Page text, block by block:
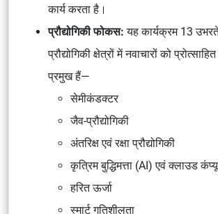
कार्य करता है।
प्रौद्योगिकी फोकस:यह कार्यक्रम 13
प्रौद्योगिकी क्षेत्रों में नवाचारों को
प्रमुख हैं—
सेमीकंडक्टर
जैव-प्रौद्योगिकी
अंतरिक्ष एवं रक्षा प्रौद्योगिकी
कृत्रिम बुद्धिमत्ता (AI) एवं क्लाउड
हरित ऊर्जा
स्मार्ट गतिशीलता